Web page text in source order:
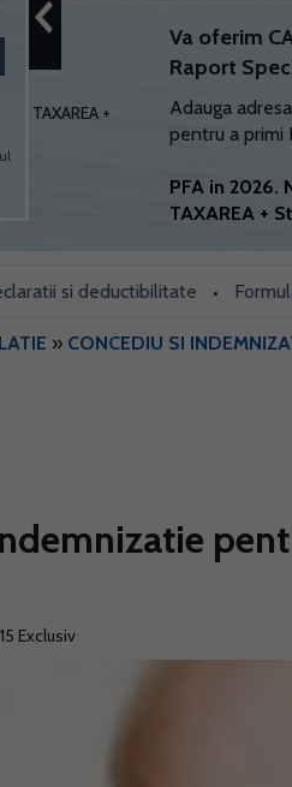
Va oferim
Raport
Adauga
pentru a primi
PFA in 2026.
TAXAREA +
si deductibilitate • Formularul
» CONCEDIU SI
Exclusiv